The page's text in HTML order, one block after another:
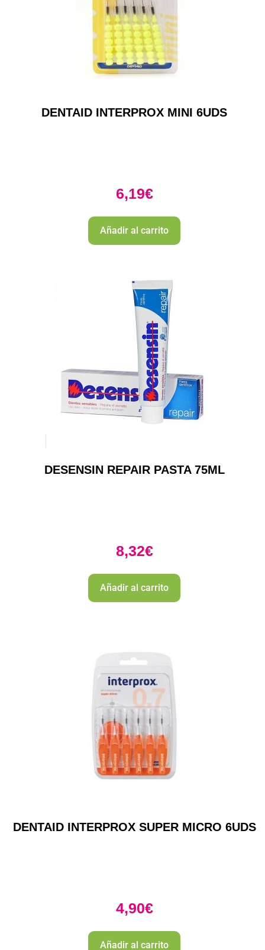
DENTAID INTERPROX MINI 6UDS
6,19€
Añadir al carrito
DESENSIN REPAIR PASTA 75ML
8,32€
Añadir al carrito
DENTAID INTERPROX SUPER MICRO 6UDS
4,90€
Añadir al carrito